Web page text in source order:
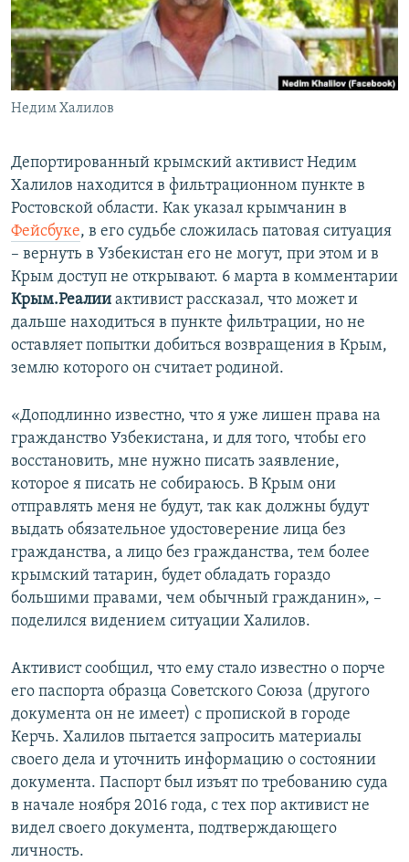
ПОБЕДИТЕЛЕЙ НЕ СУДЯТ?
КРЫМ.НЕПОКОРЕННЫЙ
ELIFBE
УКРАИНСКАЯ ПРОБЛЕМА КРЫМА
ПРИСОЕДИНЯЙТЕСЬ!
Недим Халилов
Депортированный крымский активист Недим
Халилов находится в фильтрационном пункте в
Ростовской области. Как указал крымчанин в
Фейсбуке, в его судьбе сложилась патовая ситуация
– вернуть в Узбекистан его не могут, при этом и в
Крым доступ не открывают. 6 марта в комментарии
Крым.Реалии активист рассказал, что может и
дальше находиться в пункте фильтрации, но не
оставляет попытки добиться возвращения в Крым,
землю которого он считает родиной.
«Доподлинно известно, что я уже лишен права на
гражданство Узбекистана, и для того, чтобы его
восстановить, мне нужно писать заявление,
которое я писать не собираюсь. В Крым они
отправлять меня не будут, так как должны будут
выдать обязательное удостоверение лица без
гражданства, а лицо без гражданства, тем более
крымский татарин, будет обладать гораздо
большими правами, чем обычный гражданин», –
поделился видением ситуации Халилов.
Активист сообщил, что ему стало известно о порче
его паспорта образца Советского Союза (другого
документа он не имеет) с пропиской в городе
Керчь. Халилов пытается запросить материалы
своего дела и уточнить информацию о состоянии
документа. Паспорт был изъят по требованию суда
в начале ноября 2016 года, с тех пор активист не
видел своего документа, подтверждающего
личность.